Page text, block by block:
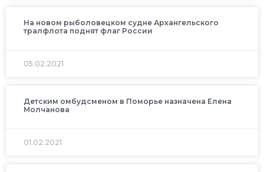
На новом рыболовецком судне Архангельского
тралфлота поднят флаг России
05.02.2021
Детским омбудсменом в Поморье назначена Елена
Молчанова
01.02.2021